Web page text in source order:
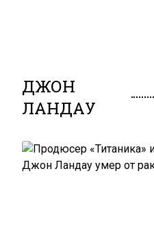
ДЖОН
ЛАНДАУ